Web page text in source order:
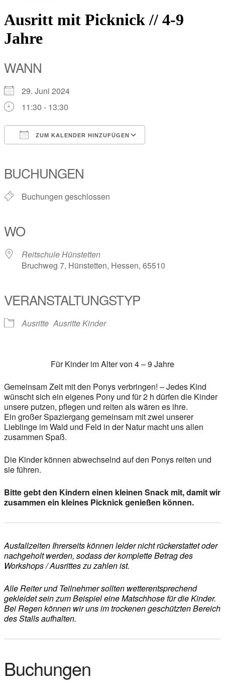
Ausritt mit Picknick // 4-9
Jahre
WANN
29. Juni 2024
11:30 - 13:30
ZUM KALENDER HINZUFÜGEN
BUCHUNGEN
Buchungen geschlossen
WO
Reitschule Hünstetten
Bruchweg 7, Hünstetten, Hessen, 65510
VERANSTALTUNGSTYP
Ausritte Ausritte Kinder
Für Kinder im Alter von 4 – 9 Jahre
Gemeinsam Zeit mit den Ponys verbringen! – Jedes Kind
wünscht sich ein eigenes Pony und für 2 h dürfen die Kinder
unsere putzen, pflegen und reiten als wären es ihre.
Ein großer Spaziergang gemeinsam mit zwei unserer
Lieblinge im Wald und Feld in der Natur macht uns allen
zusammen Spaß.
Die Kinder können abwechselnd auf den Ponys reiten und
sie führen.
Bitte gebt den Kindern einen kleinen Snack mit, damit wir
zusammen ein kleines Picknick genießen können.
Ausfallzeiten Ihrerseits können leider nicht rückerstattet oder
nachgeholt werden, sodass der komplette Betrag des
Workshops / Ausrittes zu zahlen ist.
Alle Reiter und Teilnehmer sollten wetterentsprechend
gekleidet sein zum Beispiel eine Matschhose für die Kinder.
Bei Regen können wir uns im trockenen geschützten Bereich
des Stalls aufhalten.
Buchungen